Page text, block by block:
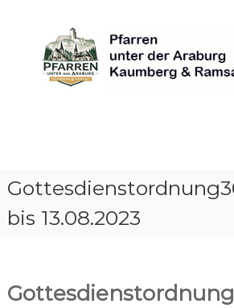
content
unter
derAraburg
Kaumberg
bis 13.08.2023